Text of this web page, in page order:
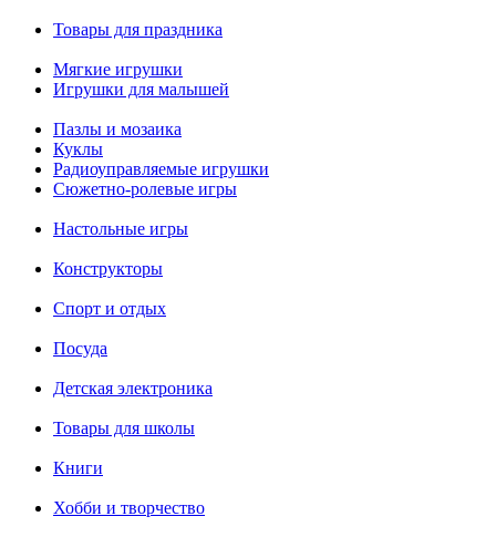
Товары для праздника
Мягкие игрушки
Игрушки для малышей
Пазлы и мозаика
Куклы
Радиоуправляемые игрушки
Сюжетно-ролевые игры
Настольные игры
Конструкторы
Спорт и отдых
Посуда
Детская электроника
Товары для школы
Книги
Хобби и творчество